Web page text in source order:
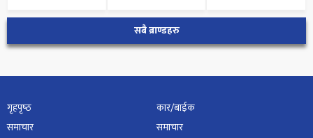
सबै ब्राण्डहरु
गृहपृष्‍ठ
समाचार
कार/बाईक
समाचार